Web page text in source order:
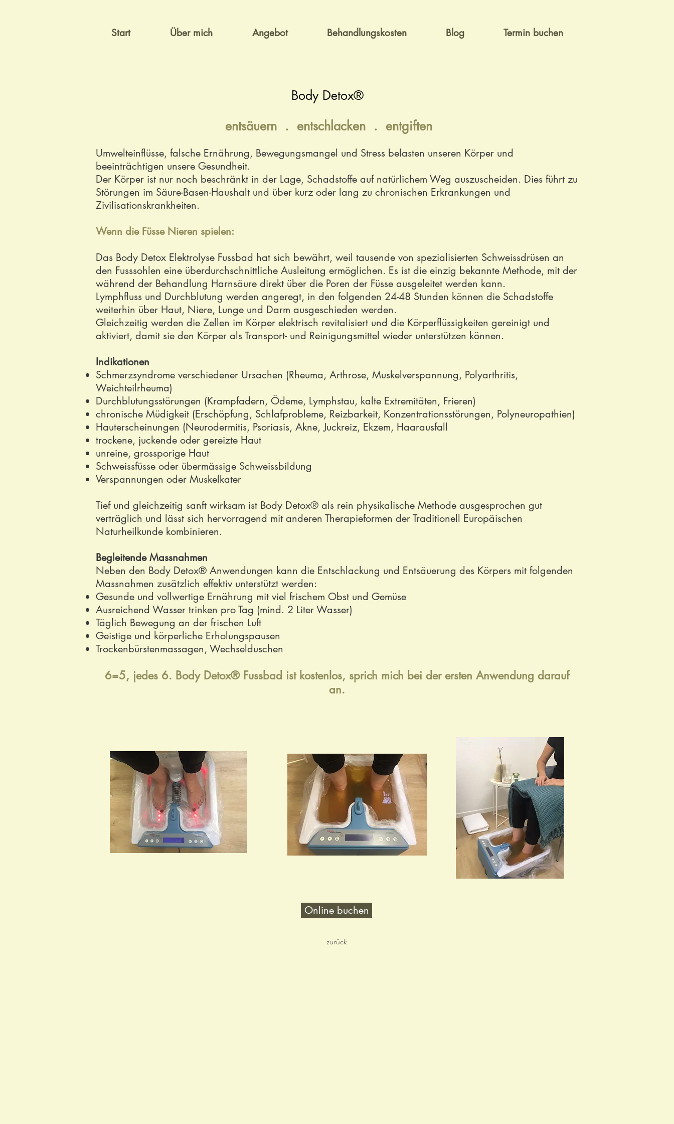
Start Über mich Angebot Behandlungskosten Blog Termin buchen
Body Detox®
entsäuern . entschlacken . entgiften
Umwelteinflüsse, falsche Ernährung, Bewegungsmangel und Stress belasten unseren Körper und
beeinträchtigen unsere Gesundheit.
Der Körper ist nur noch beschränkt in der Lage, Schadstoffe auf natürlichem Weg auszuscheiden. Dies führt zu
Störungen im Säure-Basen-Haushalt und über kurz oder lang zu chronischen Erkrankungen und
Zivilisationskrankheiten.
Wenn die Füsse Nieren spielen:
Das Body Detox Elektrolyse Fussbad hat sich bewährt, weil tausende von spezialisierten Schweissdrüsen an
den Fusssohlen eine überdurchschnittliche Ausleitung ermöglichen. Es ist die einzig bekannte Methode, mit der
während der Behandlung Harnsäure direkt über die Poren der Füsse ausgeleitet werden kann.
Lymphfluss und Durchblutung werden angeregt, in den folgenden 24-48 Stunden können die Schadstoffe
weiterhin über Haut, Niere, Lunge und Darm ausgeschieden werden.
Gleichzeitig werden die Zellen im Körper elektrisch revitalisiert und die Körperflüssigkeiten gereinigt und
aktiviert, damit sie den Körper als Transport- und Reinigungsmittel wieder unterstützen können.
Indikationen
Schmerzsyndrome verschiedener Ursachen (Rheuma, Arthrose, Muskelverspannung, Polyarthritis,
Weichteilrheuma)
Durchblutungsstörungen (Krampfadern, Ödeme, Lymphstau, kalte Extremitäten, Frieren)
chronische Müdigkeit (Erschöpfung, Schlafprobleme, Reizbarkeit, Konzentrationsstörungen, Polyneuropathien)
Hauterscheinungen (Neurodermitis, Psoriasis, Akne, Juckreiz, Ekzem, Haarausfall
trockene, juckende oder gereizte Haut
unreine, grossporige Haut
Schweissfüsse oder übermässige Schweissbildung
Verspannungen oder Muskelkater​
Tief und gleichzeitig sanft wirksam ist Body Detox® als rein physikalische Methode ausgesprochen gut
verträglich und lässt sich hervorragend mit anderen Therapieformen der Traditionell Europäischen
Naturheilkunde kombinieren.
Begleitende Massnahmen
Neben den Body Detox® Anwendungen kann die Entschlackung und Entsäuerung des Körpers mit folgenden
Massnahmen zusätzlich effektiv unterstützt werden:
Gesunde und vollwertige Ernährung mit viel frischem Obst und Gemüse
Ausreichend Wasser trinken pro Tag (mind. 2 Liter Wasser)
Täglich Bewegung an der frischen Luft
Geistige und körperliche Erholungspausen
Trockenbürstenmassagen, Wechselduschen
6=5, jedes 6. Body Detox® Fussbad ist kostenlos, sprich mich bei der ersten Anwendung darauf
an.
Online buchen
zurück